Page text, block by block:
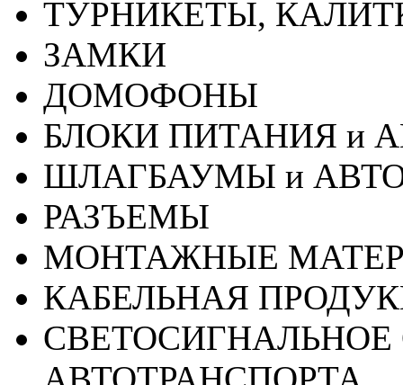
ТУРНИКЕТЫ,
ЗАМКИ
ДОМОФОНЫ
БЛОКИ ПИТАНИЯ и
ШЛАГБАУМЫ и
РАЗЪЕМЫ
МОНТАЖНЫЕ
КАБЕЛЬНАЯ